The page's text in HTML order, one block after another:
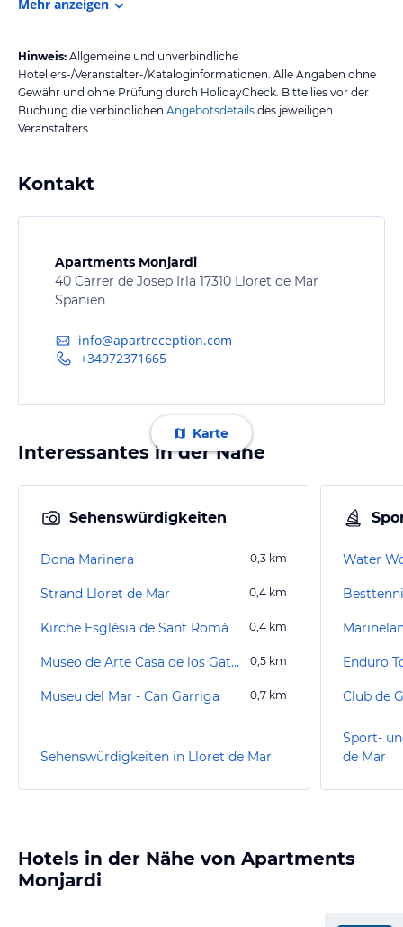
Mehr anzeigen
Hinweis: Allgemeine und unverbindliche
Hoteliers-/Veranstalter-/Kataloginformationen. Alle Angaben ohne
Gewähr und ohne Prüfung durch HolidayCheck. Bitte lies vor der
Buchung die verbindlichen Angebotsdetails des jeweiligen
Veranstalters.
Kontakt
Apartments Monjardi
40 Carrer de Josep Irla 17310 Lloret de Mar
Spanien
info@apartreception.com
+34972371665
Karte
Interessantes in der Nähe
Sehenswürdigkeiten
Dona Marinera 0,3 km
Strand Lloret de Mar 0,4 km
Kirche Església de Sant Romà 0,4 km
Museo de Arte Casa de los Gatos / Katzenmuseum 0,5 km
Museu del Mar - Can Garriga 0,7 km
Sehenswürdigkeiten in Lloret de Mar
Water
Enduro
Club de
Sport-
de Mar
Hotels in der Nähe von Apartments
Monjardi